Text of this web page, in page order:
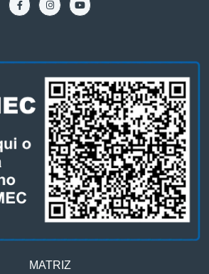
MATRIZ